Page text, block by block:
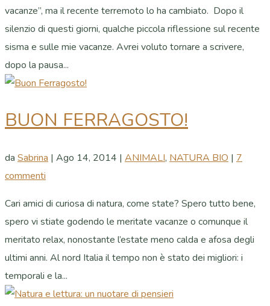
vacanze”, ma il recente terremoto lo ha cambiato. Dopo il
silenzio di questi giorni, qualche piccola riflessione sul recente
sisma e sulle mie vacanze. Avrei voluto tornare a scrivere,
dopo la pausa...
BUON FERRAGOSTO!
da Sabrina | Ago 14, 2014 | ANIMALI, NATURA BIO | 7
commenti
Cari amici di curiosa di natura, come state? Spero tutto bene,
spero vi stiate godendo le meritate vacanze o comunque il
meritato relax, nonostante l’estate meno calda e afosa degli
ultimi anni. Al nord Italia il tempo non è stato dei migliori: i
temporali e la...